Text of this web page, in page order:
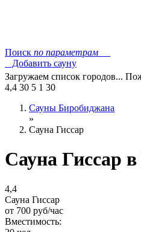
Поиск по параметрам
Добавить сауну
Загружаем список городов...
4,4 30 5 1 30
Сауны Биробиджана
»
Сауна Гиссар
Сауна Гиссар
4,4
Сауна Гиссар
от 700 руб/час
Вместимость: